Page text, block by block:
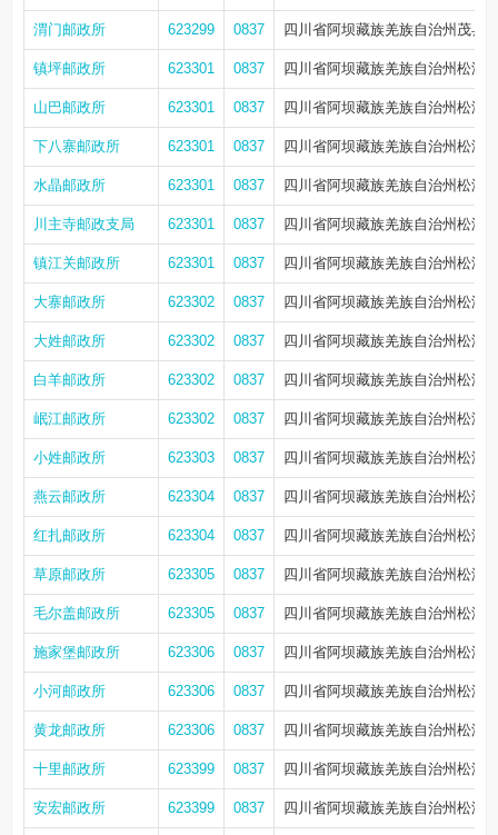
渭门邮政所 623299 0837 四川省阿坝藏族羌族自治州茂县
镇坪邮政所 623301 0837 四川省阿坝藏族羌族自治州松潘
山巴邮政所 623301 0837 四川省阿坝藏族羌族自治州松潘
下八寨邮政所 623301 0837 四川省阿坝藏族羌族自治州松潘
水晶邮政所 623301 0837 四川省阿坝藏族羌族自治州松潘
川主寺邮政支局 623301 0837 四川省阿坝藏族羌族自治州松潘
镇江关邮政所 623301 0837 四川省阿坝藏族羌族自治州松潘
大寨邮政所 623302 0837 四川省阿坝藏族羌族自治州松潘
大姓邮政所 623302 0837 四川省阿坝藏族羌族自治州松潘
白羊邮政所 623302 0837 四川省阿坝藏族羌族自治州松潘
岷江邮政所 623302 0837 四川省阿坝藏族羌族自治州松潘
小姓邮政所 623303 0837 四川省阿坝藏族羌族自治州松潘
燕云邮政所 623304 0837 四川省阿坝藏族羌族自治州松潘
红扎邮政所 623304 0837 四川省阿坝藏族羌族自治州松潘
草原邮政所 623305 0837 四川省阿坝藏族羌族自治州松潘
毛尔盖邮政所 623305 0837 四川省阿坝藏族羌族自治州松潘
施家堡邮政所 623306 0837 四川省阿坝藏族羌族自治州松潘
小河邮政所 623306 0837 四川省阿坝藏族羌族自治州松潘
黄龙邮政所 623306 0837 四川省阿坝藏族羌族自治州松潘
十里邮政所 623399 0837 四川省阿坝藏族羌族自治州松潘
安宏邮政所 623399 0837 四川省阿坝藏族羌族自治州松潘